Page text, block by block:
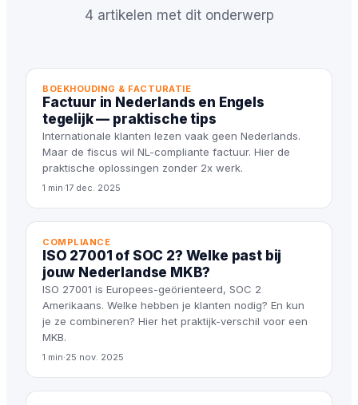
4 artikelen met dit onderwerp
BOEKHOUDING & FACTURATIE
Factuur in Nederlands en Engels
tegelijk — praktische tips
Internationale klanten lezen vaak geen Nederlands.
Maar de fiscus wil NL-compliante factuur. Hier de
praktische oplossingen zonder 2x werk.
1 min·17 dec. 2025
COMPLIANCE
ISO 27001 of SOC 2? Welke past bij
jouw Nederlandse MKB?
ISO 27001 is Europees-geörienteerd, SOC 2
Amerikaans. Welke hebben je klanten nodig? En kun
je ze combineren? Hier het praktijk-verschil voor een
MKB.
1 min·25 nov. 2025